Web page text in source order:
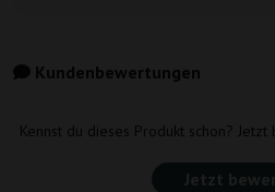
Kundenbewertungen
Kennst du dieses Produkt schon?
Jetzt